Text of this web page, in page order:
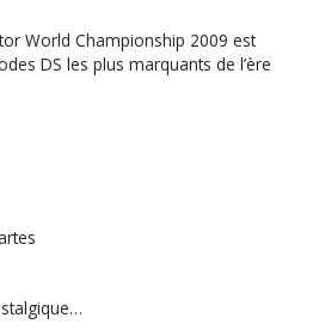
World Championship 2009 est
DS les plus marquants de l’ère